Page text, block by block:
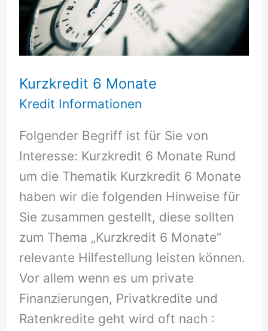
Kurzkredit 6 Monate
Kredit Informationen
Folgender Begriff ist für Sie von
Interesse: Kurzkredit 6 Monate Rund
um die Thematik Kurzkredit 6 Monate
haben wir die folgenden Hinweise für
Sie zusammen gestellt, diese sollten
zum Thema „Kurzkredit 6 Monate“
relevante Hilfestellung leisten können.
Vor allem wenn es um private
Finanzierungen, Privatkredite und
Ratenkredite geht wird oft nach :